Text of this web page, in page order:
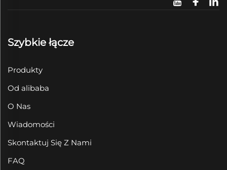
Szybkie łącze
Produkty
Od alibaba
O Nas
Wiadomości
Skontaktuj Się Z Nami
FAQ